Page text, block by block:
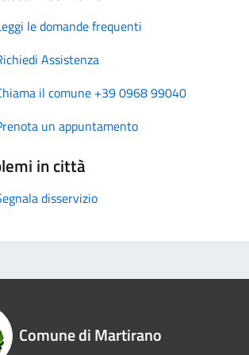
le domande frequenti
Assistenza
il comune +39 0968 99040
un appuntamento
in città
disservizio
Comune di Martirano